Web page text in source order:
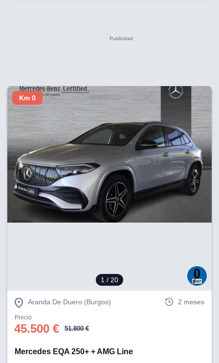
1 / 20
Km 0
Aranda De Duero (Burgos) 2 meses
Precio
45.500 € 51.800 €
Mercedes EQA 250+ + AMG Line